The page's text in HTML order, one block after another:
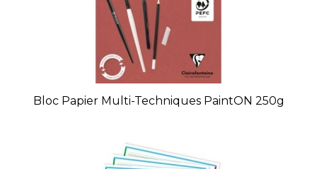
Bloc Papier Multi-Techniques PaintON 250g